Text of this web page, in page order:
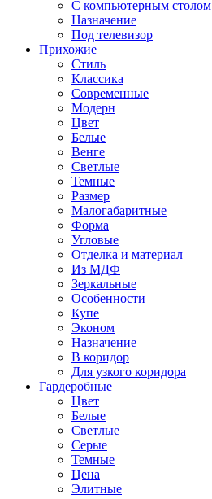
С компьютерным столом
Назначение
Под телевизор
Прихожие
Стиль
Классика
Современные
Модерн
Цвет
Белые
Венге
Светлые
Темные
Размер
Малогабаритные
Форма
Угловые
Отделка и материал
Из МДФ
Зеркальные
Особенности
Купе
Эконом
Назначение
В коридор
Для узкого коридора
Гардеробные
Цвет
Белые
Светлые
Серые
Темные
Цена
Элитные